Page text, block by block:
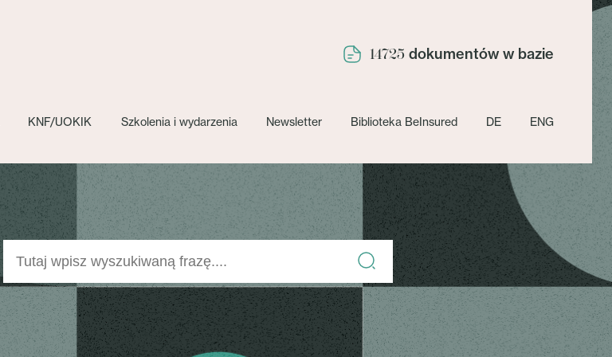
14725 dokumentów w bazie
KNF/UOKIK Szkolenia i wydarzenia Newsletter Biblioteka BeInsured DE ENG